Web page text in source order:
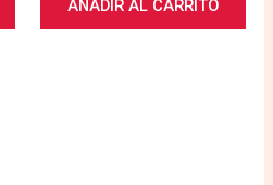
AÑADIR AL CARRITO